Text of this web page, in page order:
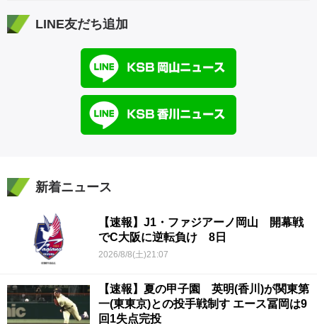
LINE友だち追加
新着ニュース
【速報】J1・ファジアーノ岡山 開幕戦
でC大阪に逆転負け 8日
2026/8/8(土)21:07
【速報】夏の甲子園 英明(香川)が関東第
一(東東京)との投手戦制す エース冨岡は9
回1失点完投